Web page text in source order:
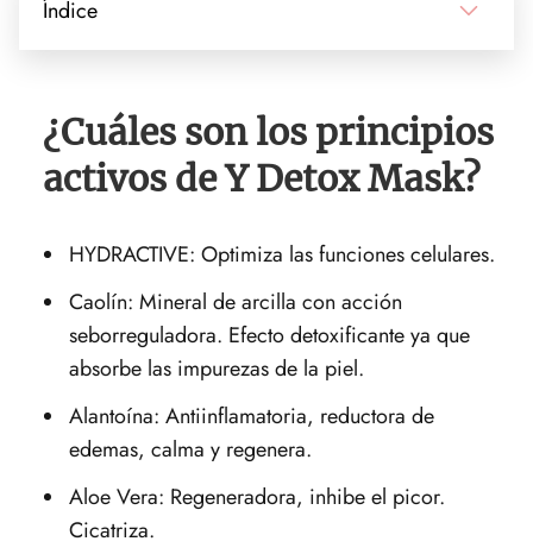
Índice
¿Cuáles son los principios
activos de Y Detox Mask?
HYDRACTIVE: Optimiza las funciones celulares.
Caolín: Mineral de arcilla con acción
seborreguladora. Efecto detoxificante ya que
absorbe las impurezas de la piel.
Alantoína: Antiinflamatoria, reductora de
edemas, calma y regenera.
Aloe Vera: Regeneradora, inhibe el picor.
Cicatriza.